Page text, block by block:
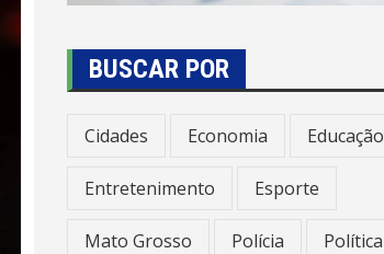
BUSCAR POR
Cidades Economia Educação
Entretenimento Esporte
Mato Grosso Polícia Política